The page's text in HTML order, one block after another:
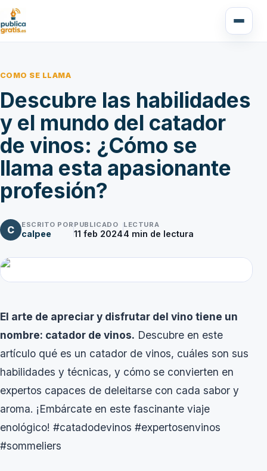
COMO SE LLAMA
Descubre las habilidades
y el mundo del catador
de vinos: ¿Cómo se
llama esta apasionante
profesión?
C ESCRITO POR
calpee
PUBLICADO
11 feb 2024
LECTURA
4 min de lectura
El arte de apreciar y disfrutar del vino tiene un
nombre: catador de vinos. Descubre en este
artículo qué es un catador de vinos, cuáles son sus
habilidades y técnicas, y cómo se convierten en
expertos capaces de deleitarse con cada sabor y
aroma. ¡Embárcate en este fascinante viaje
enológico! #catadodevinos #expertosenvinos
#sommeliers